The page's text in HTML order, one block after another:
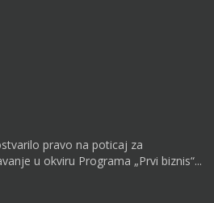
pravo na poticaj za
u okviru Programa „Prvi biznis“...